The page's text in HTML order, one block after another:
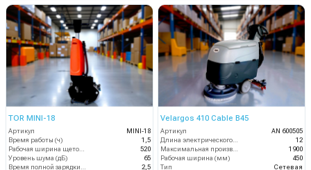
TOR MINI-18
Артикул
MINI-18
Время работы (ч)
1,5
Рабочая ширина щеток (мм)
520
Уровень шума (дБ)
65
Время полной зарядки аккумулятора (ч)
2,5
Velargos 410 Cable B45
Артикул
AN 600505
Длина электрического кабеля (м)
12
Максимальная производительность (кв.м/час)
1900
Рабочая ширина (мм)
450
Тип
Сетевая